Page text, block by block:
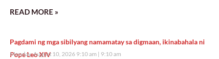
READ MORE »
Pagdami ng mga sibilyang namamatay sa digmaan, ikinabahala ni
Pope Leo XIV
Monday, August 10, 2026 9:10 am 9:10 am